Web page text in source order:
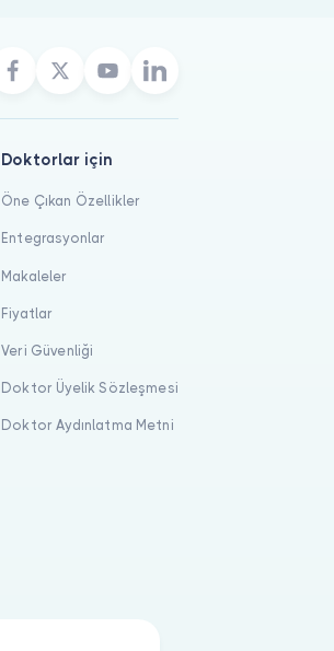
Doktorlar için
Öne Çıkan Özellikler
Entegrasyonlar
Makaleler
Fiyatlar
Veri Güvenliği
Doktor Üyelik Sözleşmesi
Doktor Aydınlatma Metni